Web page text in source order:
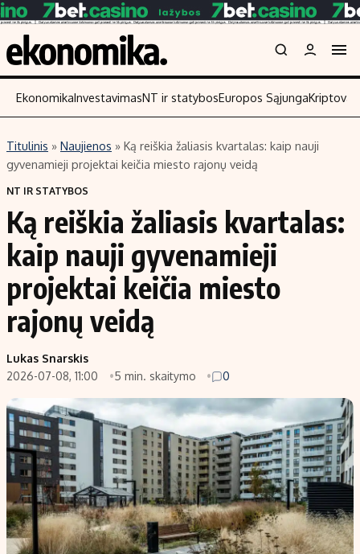
Turinys
Naujienos
Aplinka
Verslas
Energetika
Ekonomika
Politika
NT ir statybos
Skaitykite
Įmonės
Žemės ūkis
Technologijos
Laisvalaikis
Investavimas
Akcijų rinka
Saulės elektrinės
Kriptovaliutos
Infliacija
Migracija
Nedarbo išmokos skaičiuoklė
Indėliai
Indėlių skaičiuoklė
Būsto finansai
Įdomios naujienos
EkonomikaInvestavimasNT ir statybosEuropos Sąjunga
Titulinis » Naujienos » Ką reiškia žaliasis kvartalas: kaip nauji
gyvenamieji projektai keičia miesto rajonų veidą
NT IR STATYBOS
Ką reiškia žaliasis kvartalas:
kaip nauji gyvenamieji
projektai keičia miesto
rajonų veidą
Lukas Snarskis
2026-07-08, 11:00
5 min. skaitymo 0